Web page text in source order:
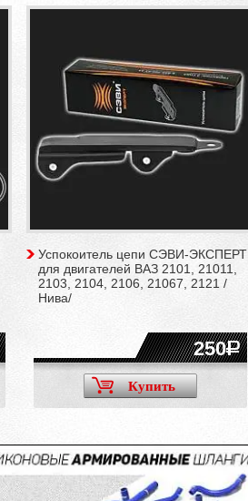
Успокоитель цепи СЭВИ-ЭКСПЕРТ
для двигателей ВАЗ 2101, 21011,
2103, 2104, 2106, 21067, 2121 /
Нива/
250
Купить